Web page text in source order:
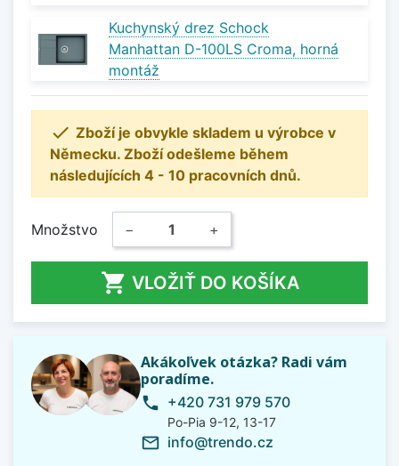
Kuchynský drez Schock
Manhattan D-100LS Croma, horná
montáž
 Zboží je obvykle skladem u výrobce v
Německu. Zboží odešleme během
následujících 4 - 10 pracovních dnů.
Množstvo − +
 VLOŽIŤ DO KOŠÍKA
Akákoľvek otázka? Radi vám
poradíme.
phone +420 731 979 570
Po-Pia 9-12, 13-17
mail_outline info@trendo.cz